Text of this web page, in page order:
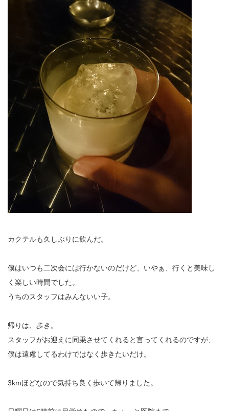
カクテルも久しぶりに飲んだ。
僕はいつも二次会には行かないのだけど、いやぁ、行くと美味し
く楽しい時間でした。
うちのスタッフはみんないい子。
帰りは、歩き。
スタッフがお迎えに同乗させてくれると言ってくれるのですが、
僕は遠慮してるわけではなく歩きたいだけ。
3kmほどなので気持ち良く歩いて帰りました。